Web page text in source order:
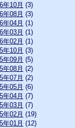
年10月 (3)
年08月 (3)
年04月 (1)
年03月 (1)
年02月 (1)
年10月 (3)
年09月 (5)
年08月 (2)
年07月 (2)
年05月 (6)
年04月 (7)
年03月 (7)
年02月 (19)
年01月 (12)